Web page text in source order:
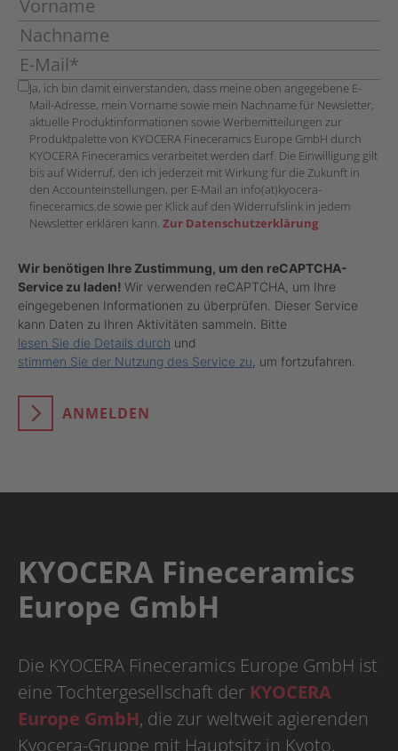
KYOCERA Fineceramics
Europe GmbH
Die KYOCERA Fineceramics Europe GmbH ist
eine Tochtergesellschaft der KYOCERA
Europe GmbH, die zur weltweit agierenden
Kyocera-Gruppe mit Hauptsitz in Kyoto,
Ja, ich bin damit einverstanden, dass meine oben angegebene E-
Mail-Adresse, mein Vorname sowie mein Nachname für Newsletter,
aktuelle Produktinformationen sowie Werbemitteilungen zur
Produktpalette von KYOCERA Fineceramics Europe GmbH durch
KYOCERA Fineceramics verarbeitet werden darf. Die Einwilligung gilt
bis auf Widerruf, den ich jederzeit mit Wirkung für die Zukunft in
den Accounteinstellungen, per E-Mail an info(at)kyocera-
fineceramics.de sowie per Klick auf den Widerrufslink in jedem
Newsletter erklären kann. Zur Datenschutzerklärung
Wir benötigen Ihre Zustimmung, um den reCAPTCHA-
Service zu laden! Wir verwenden reCAPTCHA, um Ihre
eingegebenen Informationen zu überprüfen. Dieser Service
kann Daten zu Ihren Aktivitäten sammeln. Bitte
lesen Sie die Details durch und
stimmen Sie der Nutzung des Service zu , um fortzufahren.
ANMELDEN